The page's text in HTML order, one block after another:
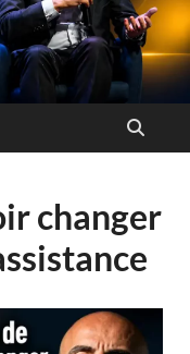
changer